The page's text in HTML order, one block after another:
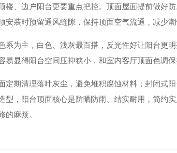
楼、边户阳台更要重点把控。顶面屋面提前做好
安装时预留通风缝隙，保持顶面空气流通，减少
系为主，白色、浅灰最百搭，反光性好让阳台更
易显得阳台空间压抑狭小，和室内客厅顶面色调保
定期清理落叶灰尘，避免堆积腐蚀材料；封闭式
型，阳台顶面核心是防晒防雨、结实耐用，简约
的麻烦。